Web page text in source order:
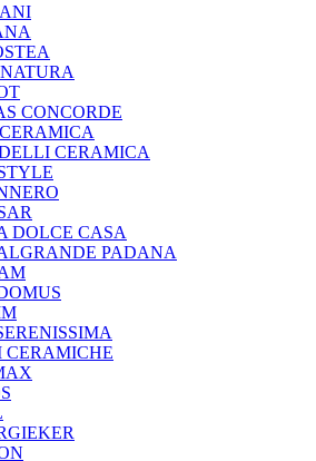
CONCORDE
CERAMICA
DOLCE CASA
PADANA
CERAMICHE